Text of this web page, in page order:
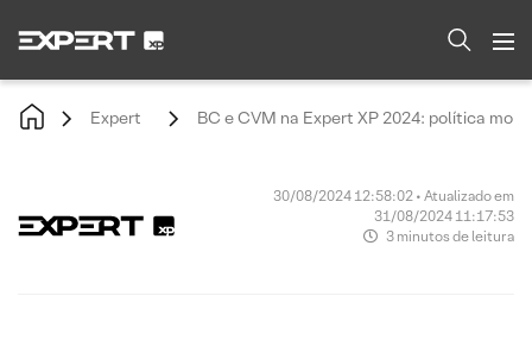
Expert BC e CVM na Expert XP 2024: política
30/08/2024 12:58:02 • Atualizado em
31/08/2024 11:17:53
3 minutos de leitura